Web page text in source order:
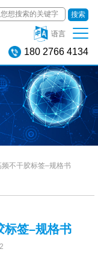
搜索
语言
180 2766 4134
不干胶标签–规格书
标签–规格书